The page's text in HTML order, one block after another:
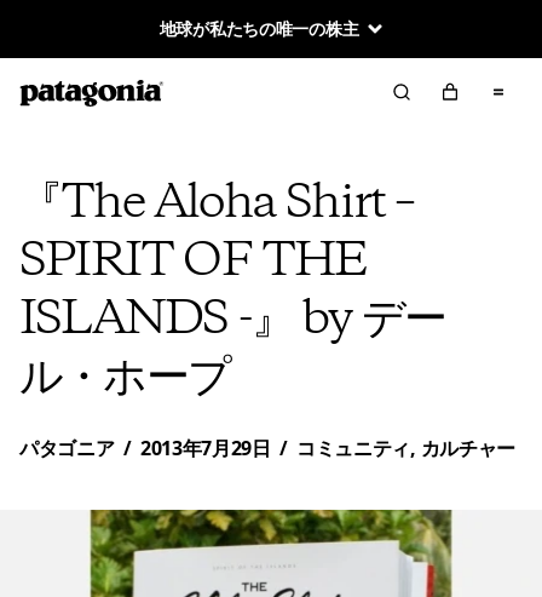
地球が私たちの唯一の株主
『The Aloha Shirt –
SPIRIT OF THE
ISLANDS -』 by デー
ル・ホープ
パタゴニア / 2013年7月29日 / コミュニティ, カルチャー